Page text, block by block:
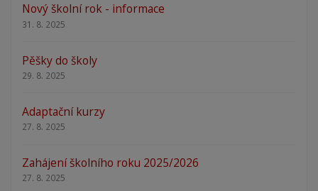
Nový školní rok - informace
31. 8. 2025
Pěšky do školy
29. 8. 2025
Adaptační kurzy
27. 8. 2025
Zahájení školního roku 2025/2026
27. 8. 2025